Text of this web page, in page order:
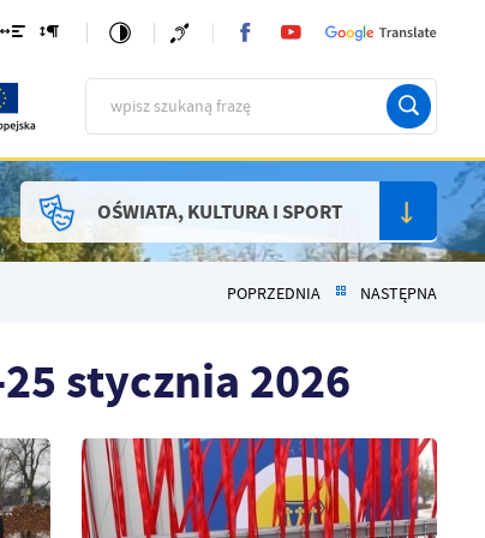
OŚWIATA, KULTURA I SPORT
POPRZEDNIA NASTĘPNA
stycznia 2026